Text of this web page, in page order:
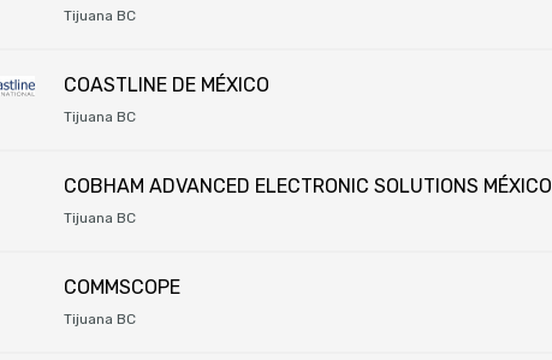
Tijuana BC
COASTLINE DE MÉXICO
Tijuana BC
COBHAM ADVANCED ELECTRONIC SOLUTIONS MÉXICO
Tijuana BC
COMMSCOPE
Tijuana BC